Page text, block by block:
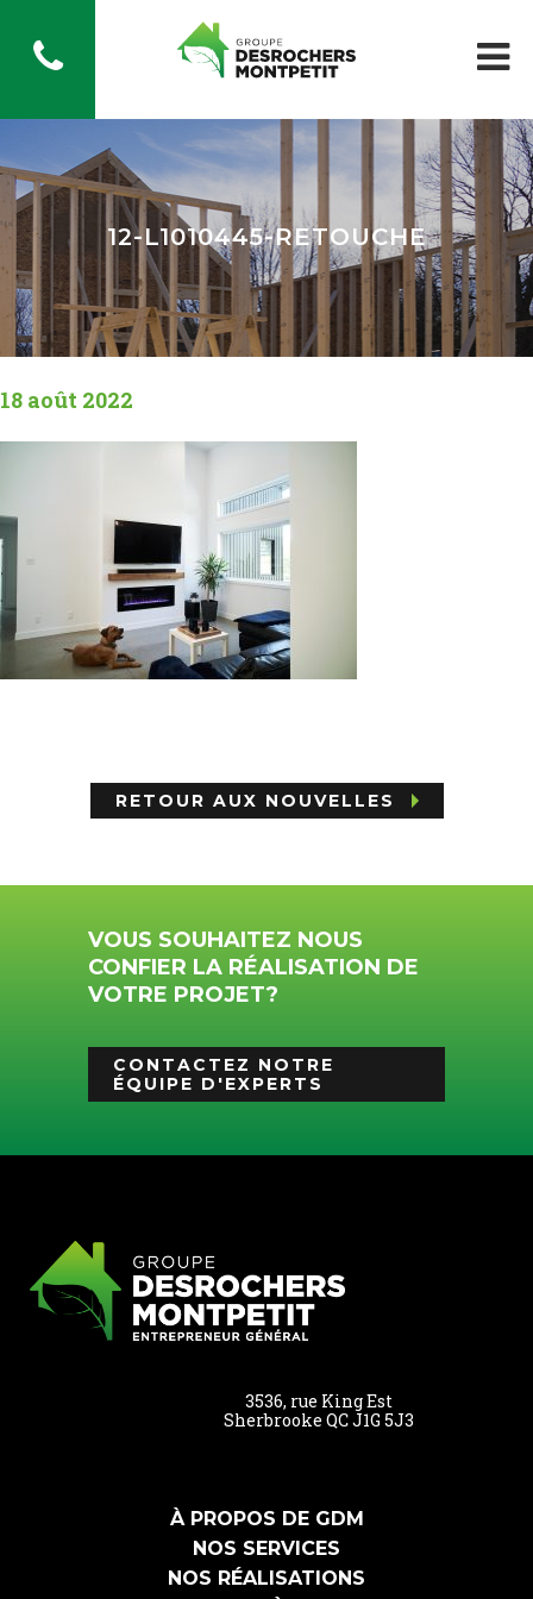
12-L1010445-RETOUCHE
18 août 2022
RETOUR AUX NOUVELLES
VOUS SOUHAITEZ NOUS
CONFIER LA RÉALISATION DE
VOTRE PROJET?
CONTACTEZ NOTRE
ÉQUIPE D'EXPERTS
3536, rue King Est
Sherbrooke QC J1G 5J3
À PROPOS DE GDM
NOS SERVICES
NOS RÉALISATIONS